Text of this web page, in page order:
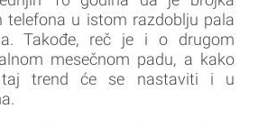
telefona u istom razdoblju pala
Takođe, reč je i o drugom
mesečnom padu, a kako
taj trend će se nastaviti i u